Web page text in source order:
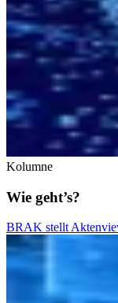
Kolumne
Wie geht’s?
BRAK stellt